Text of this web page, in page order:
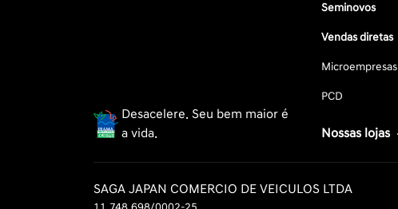
Desacelere. Seu bem maior é
a vida.
Seminovos
Vendas diretas
Microempresas
PCD
Nossas lojas
SAGA JAPAN COMERCIO DE VEICULOS LTDA